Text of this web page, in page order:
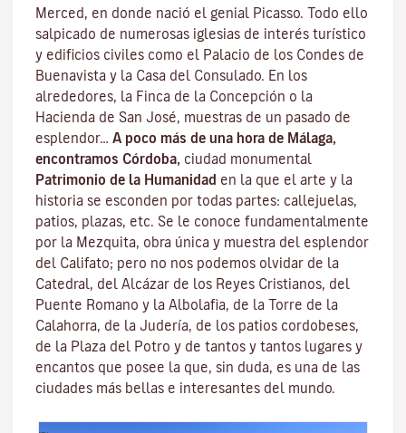
Merced, en donde nació el genial Picasso. Todo ello
salpicado de numerosas iglesias de interés turístico
y edificios civiles como el Palacio de los Condes de
Buenavista y la Casa del Consulado. En los
alrededores, la Finca de la Concepción o la
Hacienda de San José, muestras de un pasado de
esplendor… A poco más de una hora de Málaga,
encontramos Córdoba, ciudad monumental
Patrimonio de la Humanidad en la que el arte y la
historia se esconden por todas partes: callejuelas,
patios, plazas, etc. Se le conoce fundamentalmente
por la Mezquita, obra única y muestra del esplendor
del Califato; pero no nos podemos olvidar de la
Catedral, del Alcázar de los Reyes Cristianos, del
Puente Romano y la Albolafia, de la Torre de la
Calahorra, de la Juderí­a, de los patios cordobeses,
de la Plaza del Potro y de tantos y tantos lugares y
encantos que posee la que, sin duda, es una de las
ciudades más bellas e interesantes del mundo.